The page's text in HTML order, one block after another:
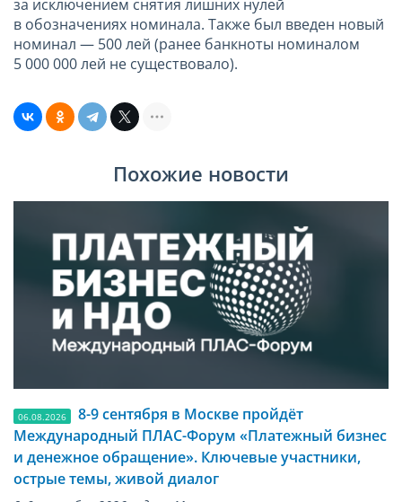
за исключением снятия лишних нулей
в обозначениях номинала. Также был введен новый
номинал — 500 лей (ранее банкноты номиналом
5 000 000 лей не существовало).
Похожие новости
06.08.2026
8-9 сентября в Москве пройдёт
Международный ПЛАС-Форум «Платежный бизнес
и денежное обращение». Ключевые участники,
острые темы, живой диалог